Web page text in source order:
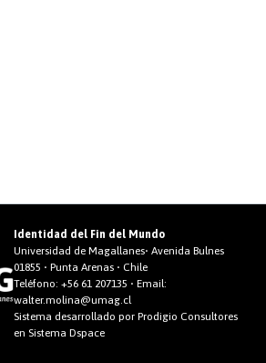
Identidad del Fin del Mundo
Universidad de Magallanes• Avenida Bulnes
01855 • Punta Arenas • Chile
Teléfono:+56 61 207135 • Email:
walter.molina@umag.cl
Sistema desarrollado por Prodigio Consultores
en Sistema Dspace